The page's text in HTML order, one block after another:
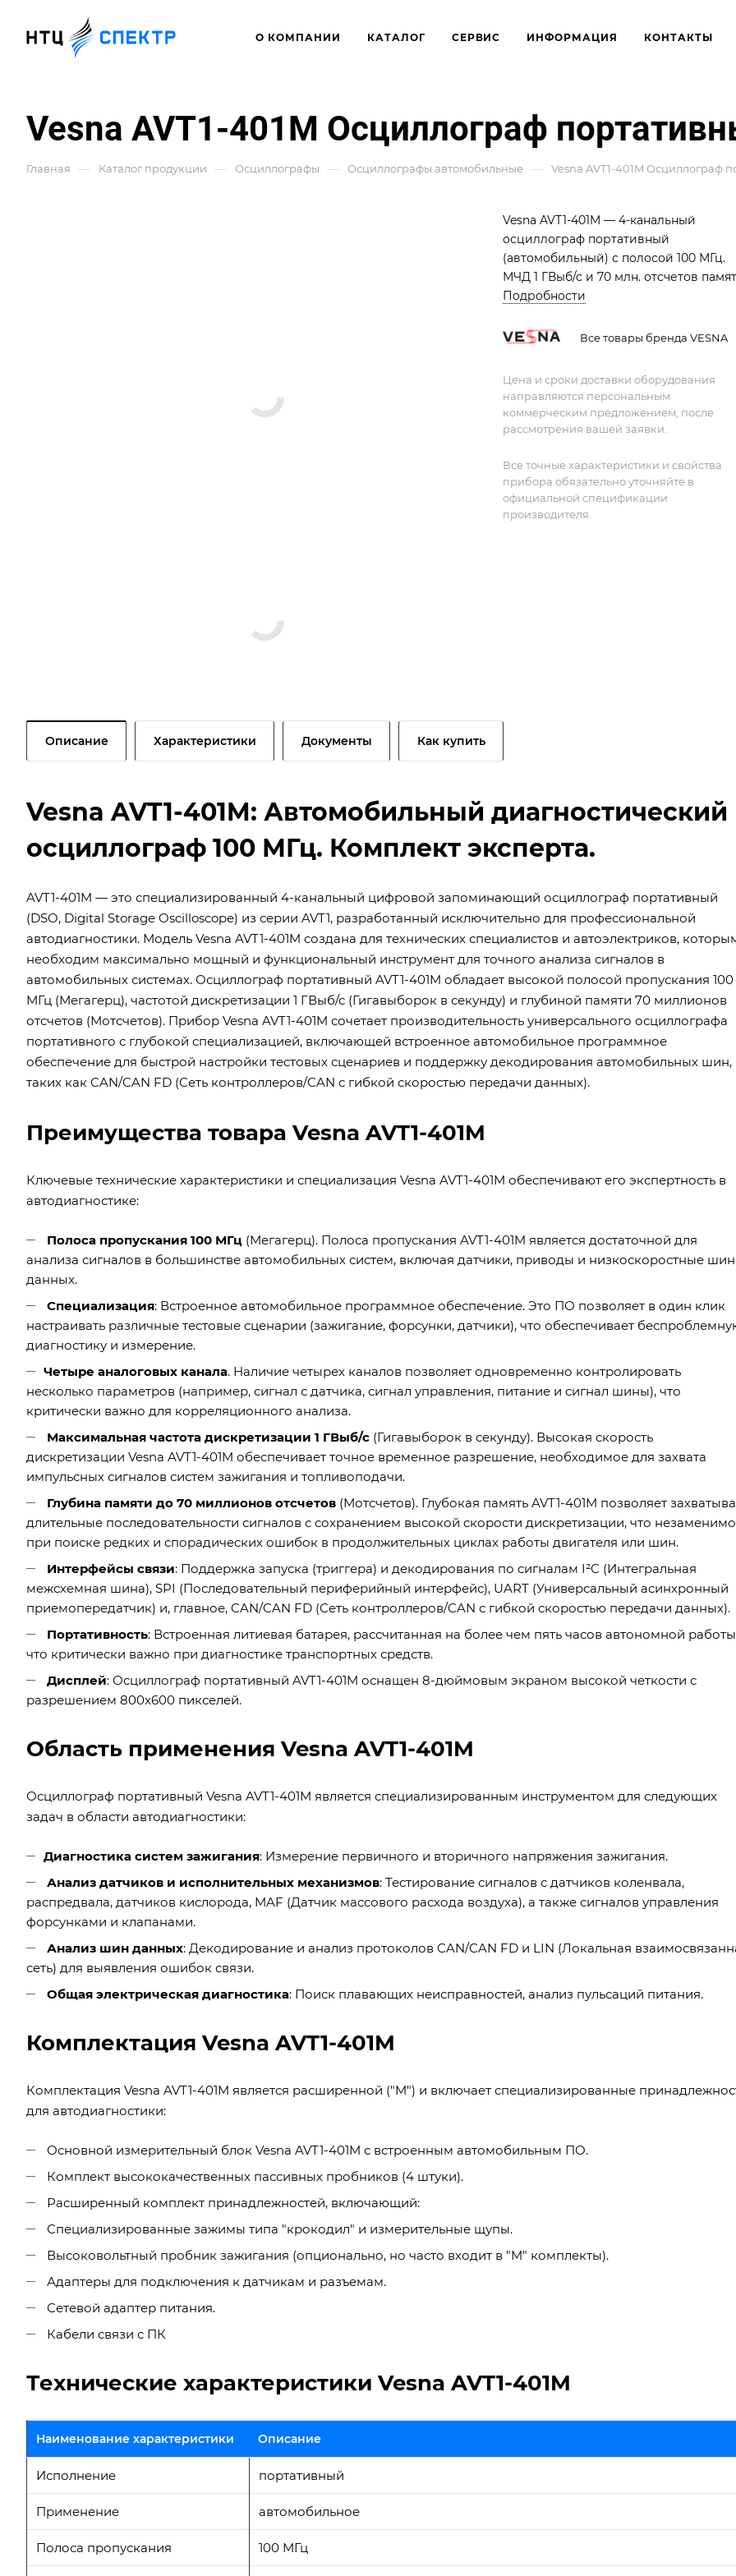
О КОМПАНИИ КАТАЛОГ СЕРВИС ИНФОРМАЦИЯ КОНТАКТЫ
Vesna AVT1-401M Осциллограф
Главная — Каталог продукции — Осциллографы — Осциллографы автомобильные — Vesna AVT1-401M Осциллограф
Vesna AVT1-401M — 4-канальный
осциллограф портативный
(автомобильный) с полосой 100 МГц.
МЧД 1 ГВыб/с и 70 млн. отсчетов
Встроенное автомобильное ПО и
Расширенный комплект для
Подробности
Все товары бренда VESNA
Цена и сроки доставки оборудования
направляются персональным
коммерческим предложением, после
рассмотрения вашей заявки.
Все точные характеристики и свойства
прибора обязательно уточняйте в
официальной спецификации
производителя.
Описание Характеристики Документы Как купить
Vesna AVT1-401M: Автомобильный диагностический
осциллограф 100 МГц. Комплект эксперта.
AVT1-401M — это специализированный 4-канальный цифровой запоминающий осциллограф портативный
(DSO, Digital Storage Oscilloscope) из серии AVT1, разработанный исключительно для профессиональной
автодиагностики. Модель Vesna AVT1-401M создана для технических специалистов и автоэлектриков,
необходим максимально мощный и функциональный инструмент для точного анализа сигналов в
автомобильных системах. Осциллограф портативный AVT1-401M обладает высокой полосой пропускания 100
МГц (Мегагерц), частотой дискретизации 1 ГВыб/с (Гигавыборок в секунду) и глубиной памяти 70 миллионов
отсчетов (Мотсчетов). Прибор Vesna AVT1-401M сочетает производительность универсального осциллографа
портативного с глубокой специализацией, включающей встроенное автомобильное программное
обеспечение для быстрой настройки тестовых сценариев и поддержку декодирования автомобильных шин,
таких как CAN/CAN FD (Сеть контроллеров/CAN с гибкой скоростью передачи данных).
Преимущества товара Vesna AVT1-401M
Ключевые технические характеристики и специализация Vesna AVT1-401M обеспечивают его экспертность в
автодиагностике:
Полоса пропускания 100 МГц (Мегагерц). Полоса пропускания AVT1-401M является достаточной для
анализа сигналов в большинстве автомобильных систем, включая датчики, приводы и низкоскоростные
данных.
Специализация: Встроенное автомобильное программное обеспечение. Это ПО позволяет в один клик
настраивать различные тестовые сценарии (зажигание, форсунки, датчики), что обеспечивает
диагностику и измерение.
Четыре аналоговых канала. Наличие четырех каналов позволяет одновременно контролировать
несколько параметров (например, сигнал с датчика, сигнал управления, питание и сигнал шины), что
критически важно для корреляционного анализа.
Максимальная частота дискретизации 1 ГВыб/с (Гигавыборок в секунду). Высокая скорость
дискретизации Vesna AVT1-401M обеспечивает точное временное разрешение, необходимое для захвата
импульсных сигналов систем зажигания и топливоподачи.
Глубина памяти до 70 миллионов отсчетов (Мотсчетов). Глубокая память AVT1-401M позволяет
длительные последовательности сигналов с сохранением высокой скорости дискретизации, что незаменимо
при поиске редких и спорадических ошибок в продолжительных циклах работы двигателя или шин.
Интерфейсы связи: Поддержка запуска (триггера) и декодирования по сигналам I²C (Интегральная
межсхемная шина), SPI (Последовательный периферийный интерфейс), UART (Универсальный асинхронный
приемопередатчик) и, главное, CAN/CAN FD (Сеть контроллеров/CAN с гибкой скоростью передачи данных).
Портативность: Встроенная литиевая батарея, рассчитанная на более чем пять часов автономной
что критически важно при диагностике транспортных средств.
Дисплей: Осциллограф портативный AVT1-401M оснащен 8-дюймовым экраном высокой четкости с
разрешением 800x600 пикселей.
Область применения Vesna AVT1-401M
Осциллограф портативный Vesna AVT1-401M является специализированным инструментом для следующих
задач в области автодиагностики:
Диагностика систем зажигания: Измерение первичного и вторичного напряжения зажигания.
Анализ датчиков и исполнительных механизмов: Тестирование сигналов с датчиков коленвала,
распредвала, датчиков кислорода, MAF (Датчик массового расхода воздуха), а также сигналов управления
форсунками и клапанами.
Анализ шин данных: Декодирование и анализ протоколов CAN/CAN FD и LIN (Локальная
сеть) для выявления ошибок связи.
Общая электрическая диагностика: Поиск плавающих неисправностей, анализ пульсаций питания.
Комплектация Vesna AVT1-401M
Комплектация Vesna AVT1-401M является расширенной ("M") и включает специализированные
для автодиагностики:
Основной измерительный блок Vesna AVT1-401M с встроенным автомобильным ПО.
Комплект высококачественных пассивных пробников (4 штуки).
Расширенный комплект принадлежностей, включающий:
Специализированные зажимы типа "крокодил" и измерительные щупы.
Высоковольтный пробник зажигания (опционально, но часто входит в "M" комплекты).
Адаптеры для подключения к датчикам и разъемам.
Сетевой адаптер питания.
Кабели связи с ПК
Технические характеристики Vesna AVT1-401M
Наименование характеристики Описание
Исполнение портативный
Применение автомобильное
Полоса пропускания 100 МГц